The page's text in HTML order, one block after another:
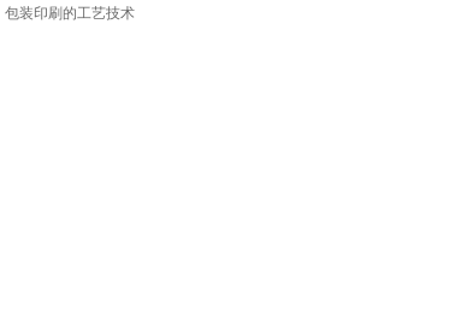
包装印刷的工艺技术